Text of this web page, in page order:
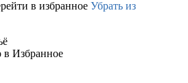
в избранное Убрать из
в Избранное